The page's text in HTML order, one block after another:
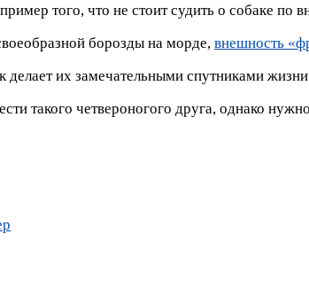
того, что не стоит судить о собаке по
борозды на морде, внешность
делает их замечательными спутниками
такого четвероногого друга, однако